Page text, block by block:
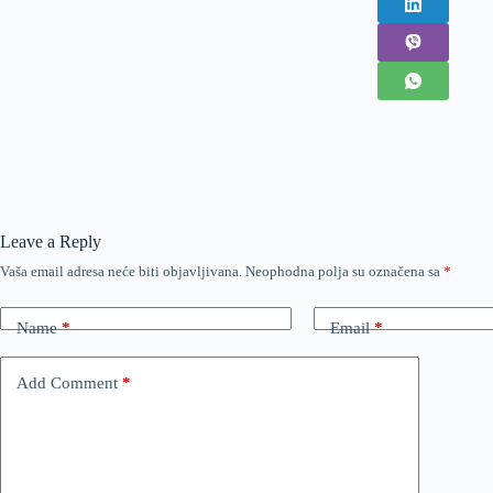
Leave a Reply
Vaša email adresa neće biti objavljivana. Neophodna polja su označena sa *
Name* Email*
Add Comment *